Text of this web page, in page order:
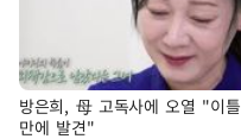
방은희, 母 고독사에 오열 "이틀
만에 발견"